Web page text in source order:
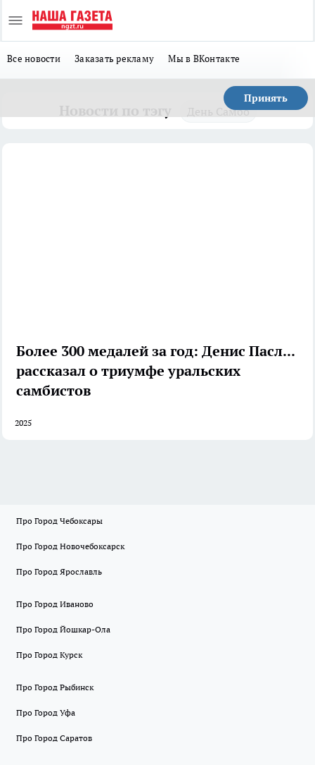
Все новости Заказать рекламу Мы в ВКонтакте
Принять
День Самбо
Более 300 медалей за год: Денис Паслер
рассказал о триумфе уральских
самбистов
2025
Про Город Чебоксары
Про Город Новочебоксарск
Про Город Ярославль
Про Город Иваново
Про Город Йошкар-Ола
Про Город Курск
Про Город Рыбинск
Про Город Уфа
Про Город Саратов